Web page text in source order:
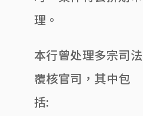
理。
本行曾处理多宗司法
覆核官司，其中包
括: